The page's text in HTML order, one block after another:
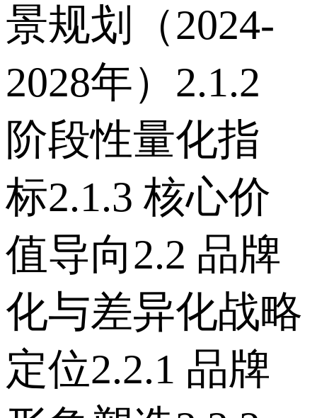
景规划（2024-
2028年） 2.1.2
阶段性量化指
标 2.1.3 核心价
值导向 2.2 品牌
化与差异化战略
定位 2.2.1 品牌